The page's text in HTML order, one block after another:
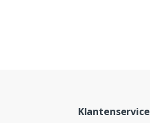
Klantenservice